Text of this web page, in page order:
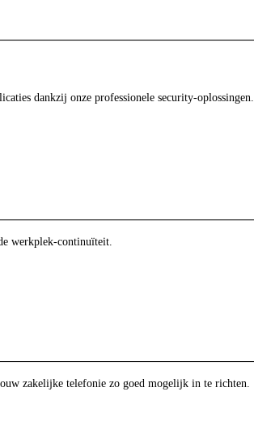
dankzij onze professionele security-oplossingen.
werkplek-continuïteit.
zakelijke telefonie zo goed mogelijk in te richten.